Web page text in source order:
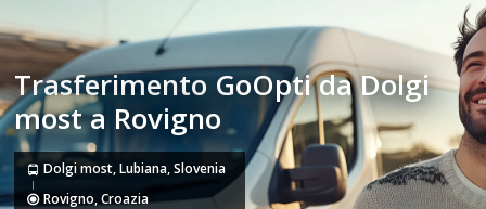
Trasferimento GoOpti da Dolgi
most a Rovigno
Dolgi most, Lubiana, Slovenia
Rovigno, Croazia